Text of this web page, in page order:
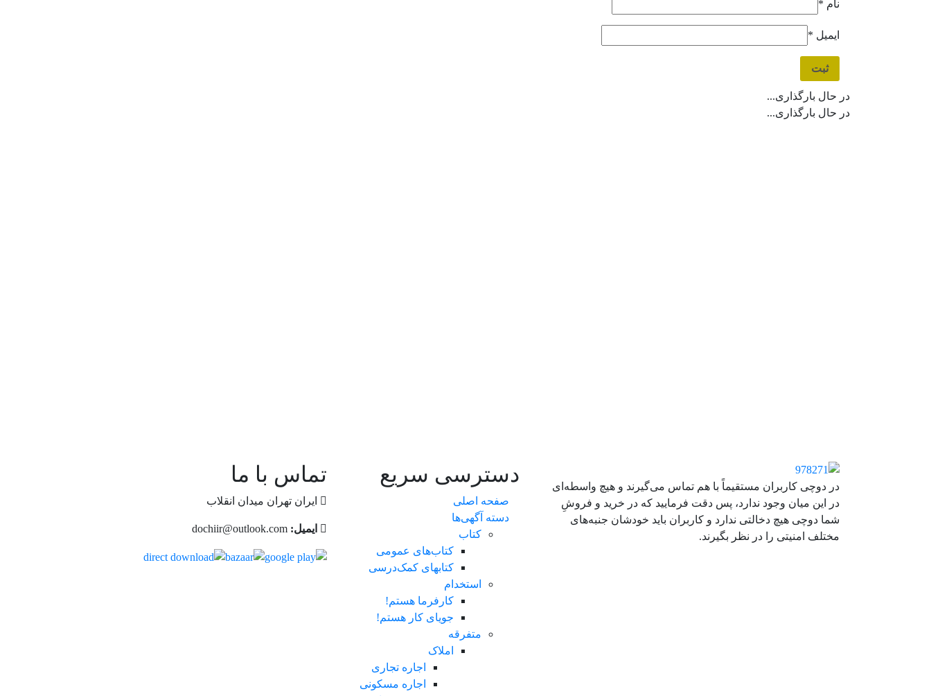
نام *
ایمیل *
در حال بارگذاری...
در حال بارگذاری...
در دوچی کاربران مستقیماً با هم تماس می‌گیرند و هیچ واسطه‌ای
در این میان وجود ندارد، پس دقت فرمایید که در خرید و فروشِ
شما دوچی هیچ دخالتی ندارد و کاربران باید خودشان جنبه‌های
مختلف امنیتی را در نظر بگیرند.
دسترسی سریع
صفحه اصلی
دسته آگهی‌ها
کتاب
کتاب‌های عمومی
کتابهای کمک‌درسی
استخدام
کارفرما هستم!
جویای کار هستم!
متفرقه
املاک
اجاره تجاری
اجاره مسکونی
تماس با ما
ایران تهران میدان انقلاب
ایمیل: dochiir@outlook.com